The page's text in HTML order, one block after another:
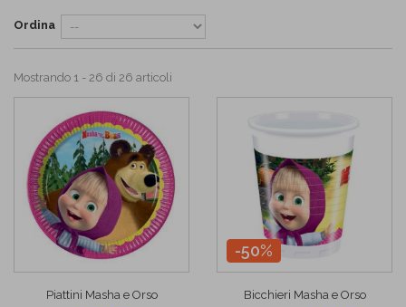
Ordina
Mostrando 1 - 26 di 26 articoli
Piattini Masha e Orso
-50%
Bicchieri Masha e Orso